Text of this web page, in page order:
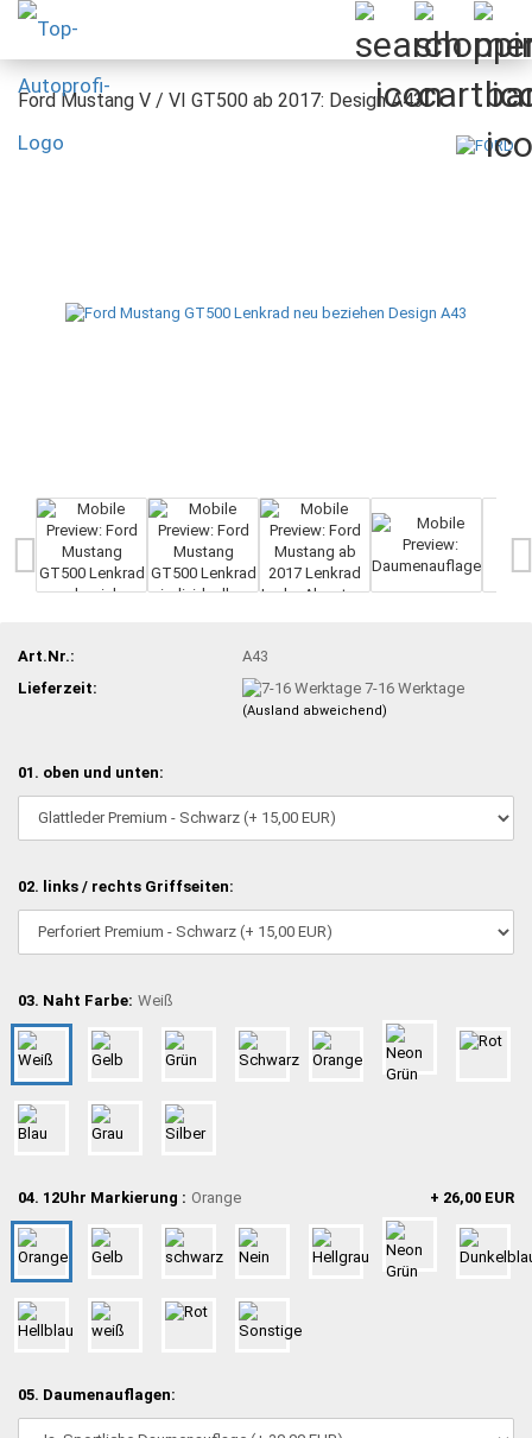
Ford Mustang V / VI GT500 ab 2017: Design A43
Art.Nr.:
A43
Lieferzeit:
7-16 Werktage
(Ausland abweichend)
01. oben und unten:
02. links / rechts Griffseiten:
03. Naht Farbe: Weiß
04. 12Uhr Markierung : Orange + 26,00 EUR
05. Daumenauflagen: